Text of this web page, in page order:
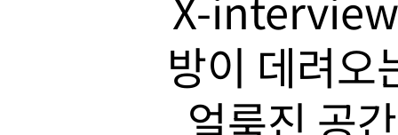
방이 데려오
얼룩진 공